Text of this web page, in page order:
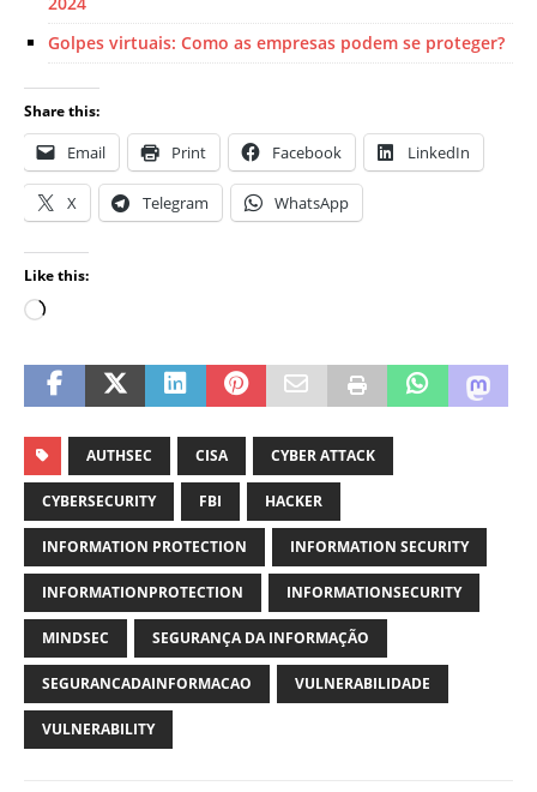
Golpes virtuais: Como as empresas podem se proteger?
Share this:
Email Print Facebook LinkedIn
X Telegram WhatsApp
Like this:
AUTHSEC CISA CYBER ATTACK
CYBERSECURITY FBI HACKER
INFORMATION PROTECTION INFORMATION SECURITY
INFORMATIONPROTECTION INFORMATIONSECURITY
MINDSEC SEGURANÇA DA INFORMAÇÃO
SEGURANCADAINFORMACAO VULNERABILIDADE
VULNERABILITY